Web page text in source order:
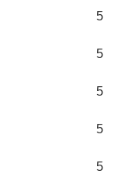
5
5
5
5
5